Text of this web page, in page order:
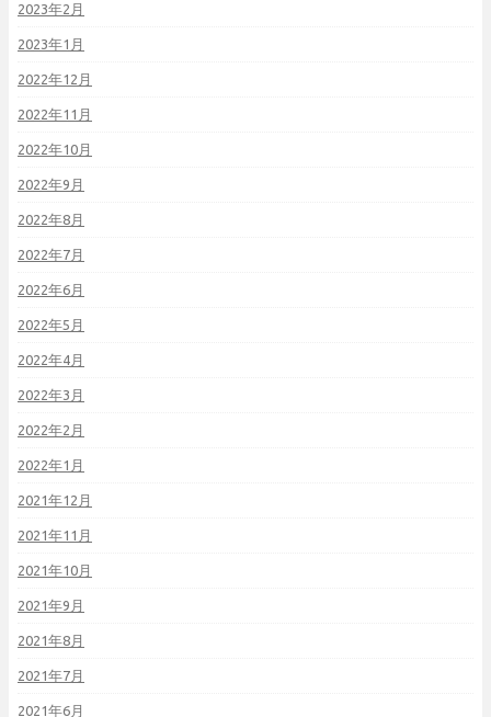
2023年2月
2023年1月
2022年12月
2022年11月
2022年10月
2022年9月
2022年8月
2022年7月
2022年6月
2022年5月
2022年4月
2022年3月
2022年2月
2022年1月
2021年12月
2021年11月
2021年10月
2021年9月
2021年8月
2021年7月
2021年6月